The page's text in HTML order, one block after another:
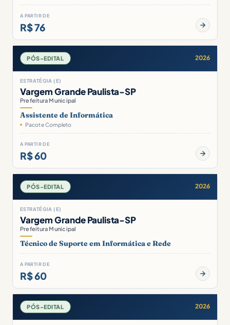
A PARTIR DE
R$ 76
PÓS-EDITAL 2026
ESTRATÉGIA (E)
Vargem Grande Paulista-SP
Prefeitura Municipal
Assistente de Informática
Pacote Completo
A PARTIR DE
R$ 60
PÓS-EDITAL 2026
ESTRATÉGIA (E)
Vargem Grande Paulista-SP
Prefeitura Municipal
Técnico de Suporte em Informática e Rede
A PARTIR DE
R$ 60
PÓS-EDITAL 2026